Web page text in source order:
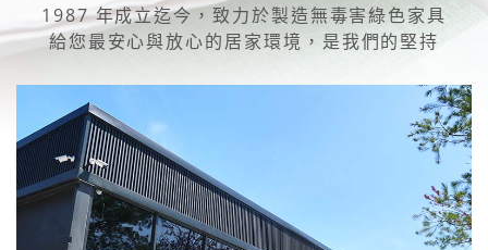
1987 年成立迄今，致力於製造無毒害綠色家具
給您最安心與放心的居家環境，是我們的堅持